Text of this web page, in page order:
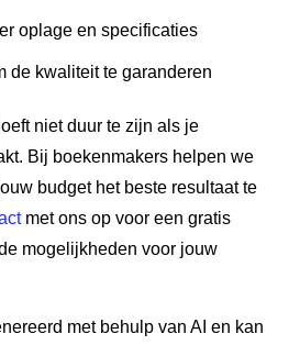
oplage en specificaties
de kwaliteit te garanderen
niet duur te zijn als je
Bij boekenmakers helpen we
budget het beste resultaat te
met ons op voor een gratis
mogelijkheden voor jouw
met behulp van AI en kan